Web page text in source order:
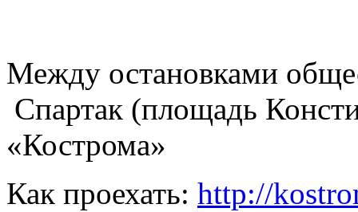
Между остановками
Спартак (площадь
«Кострома»
Как проехать: http://